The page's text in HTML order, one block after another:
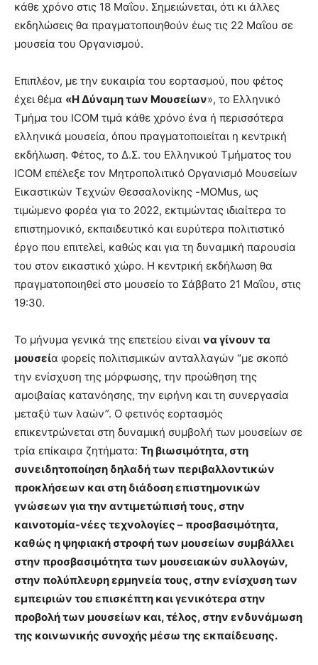
κάθε χρόνο στις 18 Μαΐου. Σημειώνεται, ότι κι άλλες
εκδηλώσεις θα πραγματοποιηθούν έως τις 22 Μαΐου σε
μουσεία του Οργανισμού.
Επιπλέον, με την ευκαιρία του εορτασμού, που φέτος
έχει θέμα «Η Δύναμη των Μουσείων», το Ελληνικό
Τμήμα του ICOM τιμά κάθε χρόνο ένα ή περισσότερα
ελληνικά μουσεία, όπου πραγματοποιείται η κεντρική
εκδήλωση. Φέτος, το Δ.Σ. του Ελληνικού Τμήματος του
ICOM επέλεξε τον Μητροπολιτικό Οργανισμό Μουσείων
Εικαστικών Τεχνών Θεσσαλονίκης -MOMus, ως
τιμώμενο φορέα για το 2022, εκτιμώντας ιδιαίτερα το
επιστημονικό, εκπαιδευτικό και ευρύτερα πολιτιστικό
έργο που επιτελεί, καθώς και για τη δυναμική παρουσία
του στον εικαστικό χώρο. Η κεντρική εκδήλωση θα
πραγματοποιηθεί στο μουσείο το Σάββατο 21 Μαΐου, στις
19:30.
Το μήνυμα γενικά της επετείου είναι να γίνουν τα
μουσεία φορείς πολιτισμικών ανταλλαγών “με σκοπό
την ενίσχυση της μόρφωσης, την προώθηση της
αμοιβαίας κατανόησης, την ειρήνη και τη συνεργασία
μεταξύ των λαών”. Ο φετινός εορτασμός
επικεντρώνεται στη δυναμική συμβολή των μουσείων σε
τρία επίκαιρα ζητήματα: Τη βιωσιμότητα, στη
συνειδητοποίηση δηλαδή των περιβαλλοντικών
προκλήσεων και στη διάδοση επιστημονικών
γνώσεων για την αντιμετώπισή τους, στην
καινοτομία-νέες τεχνολογίες – προσβασιμότητα,
καθώς η ψηφιακή στροφή των μουσείων συμβάλλει
στην προσβασιμότητα των μουσειακών συλλογών,
στην πολύπλευρη ερμηνεία τους, στην ενίσχυση των
εμπειριών του επισκέπτη και γενικότερα στην
προβολή των μουσείων και, τέλος, στην ενδυνάμωση
της κοινωνικής συνοχής μέσω της εκπαίδευσης.